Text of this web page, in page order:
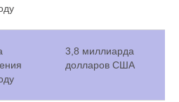
3,8 миллиарда
долларов США